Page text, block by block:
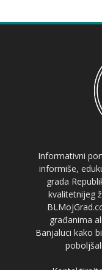
Informativni
informiše,
grada
kvalitetnijeg
građanima
Banjaluci kako